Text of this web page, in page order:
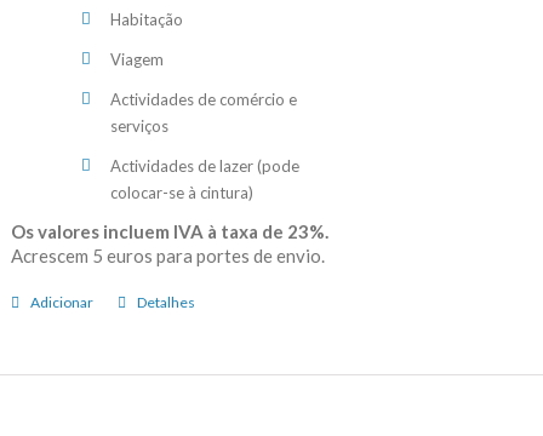
Habitação
Viagem
Actividades de comércio e
serviços
Actividades de lazer (pode
colocar-se à cintura)
Os valores incluem IVA à taxa de 23%.
Acrescem 5 euros para portes de envio.
Adicionar Detalhes